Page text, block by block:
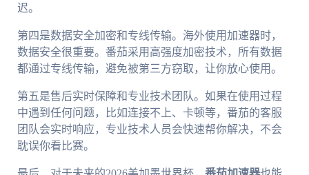
迟。
第四是数据安全加密和专线传输。海外使用加速器时，
数据安全很重要。番茄采用高强度加密技术，所有数据
都通过专线传输，避免被第三方窃取，让你放心使用。
第五是售后实时保障和专业技术团队。如果在使用过程
中遇到任何问题，比如连接不上、卡顿等，番茄的客服
团队会实时响应，专业技术人员会快速帮你解决，不会
耽误你看比赛。